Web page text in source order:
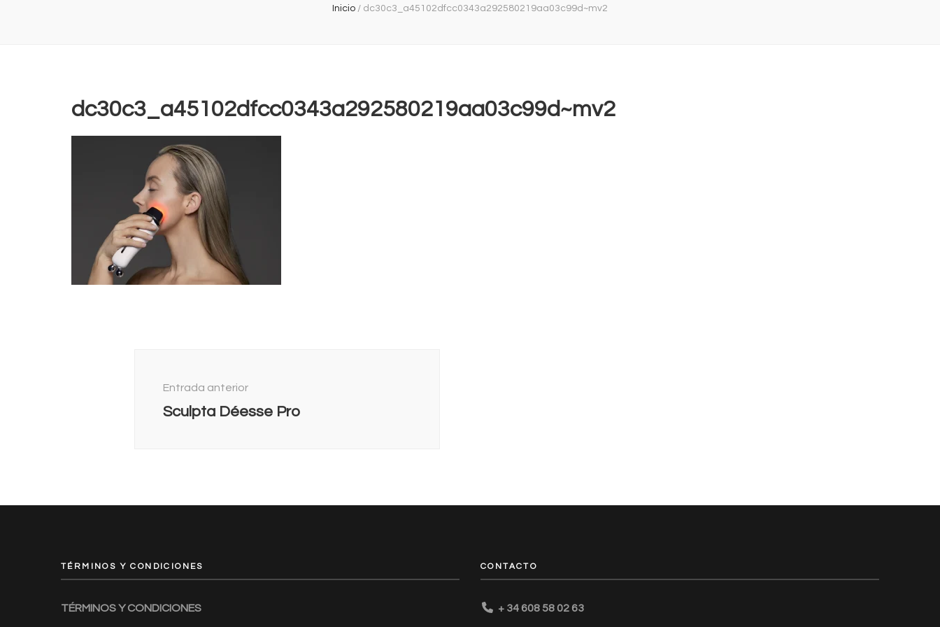
Inicio / dc30c3_a45102dfcc0343a292580219aa03c99d~mv2
dc30c3_a45102dfcc0343a292580219aa03c99d~mv2
entradas
Entrada anterior
Sculpta Déesse Pro
TÉRMINOS Y CONDICIONES
TÉRMINOS Y CONDICIONES
CONTACTO
+ 34 608 58 02 63